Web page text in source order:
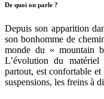
De quoi on parle ?
Depuis son apparition
son bonhomme de
monde du « mountain
L’évolution du
partout, est confortable
suspensions, les freins à